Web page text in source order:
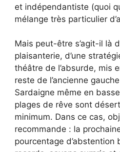
et indépendantiste (quoi
mélange très particulier
Mais peut-être s’agit-il là
plaisanterie, d’une
théâtre de l’absurde, mis
reste de l’ancienne
Sardaigne même en
plages de rêve sont
minimum. Dans ce cas,
recommande : la
pourcentage d’abstention